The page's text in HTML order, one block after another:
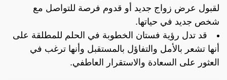
لقبول عرض زواج جديد أو قدوم فرصة للتواصل مع
شخص جديد في حياتها.
قد تدل رؤية فستان الخطوبة في الحلم للمطلقة على
أنها تشعر بالأمل والتفاؤل بالمستقبل وأنها ترغب في
العثور على السعادة والاستقرار العاطفي.